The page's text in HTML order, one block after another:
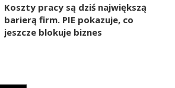
Koszty pracy są dziś największą
barierą firm. PIE pokazuje, co
jeszcze blokuje biznes